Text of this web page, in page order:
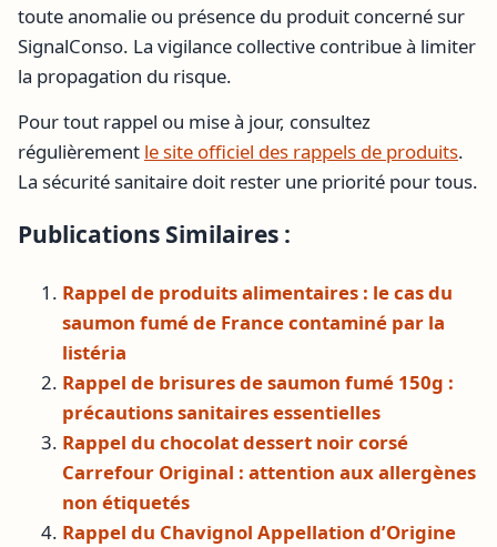
toute anomalie ou présence du produit concerné sur
SignalConso. La vigilance collective contribue à limiter
la propagation du risque.
Pour tout rappel ou mise à jour, consultez
régulièrement le site officiel des rappels de produits.
La sécurité sanitaire doit rester une priorité pour tous.
Publications Similaires :
Rappel de produits alimentaires : le cas du
saumon fumé de France contaminé par la
listéria
Rappel de brisures de saumon fumé 150g :
précautions sanitaires essentielles
Rappel du chocolat dessert noir corsé
Carrefour Original : attention aux allergènes
non étiquetés
Rappel du Chavignol Appellation d’Origine